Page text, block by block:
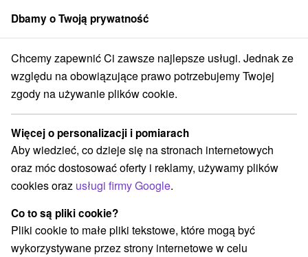
członek grupySorger
Specjalne oferty na Słowacji Wakacje rodzinne Trnavský kraj
Wakacje rodzinne Trnavský kraj
Kategorie
Wszystkie kategorie
Pobyty z rabatem(28)
Wellness pobyty(40) Wyjazdy weekendowe
Romantyczne wypady
Wakacje rodzinne(23)
Dbamy o Twoją prywatność
Chcemy zapewnić Ci zawsze najlepsze usługi. Jednak ze
względu na obowiązujące prawo potrzebujemy Twojej
zgody na używanie plików cookie.
Więcej o personalizacji i pomiarach
Aby wiedzieć, co dzieje się na stronach internetowych
oraz móc dostosować oferty i reklamy, używamy plików
cookies oraz usługi firmy Google.
Co to są pliki cookie?
Pliki cookie to małe pliki tekstowe, które mogą być
wykorzystywane przez strony internetowe w celu